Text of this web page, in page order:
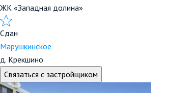
ЖК «Западная долина»
Сдан
Марушкинское
д. Крекшино
Связаться с застройщиком